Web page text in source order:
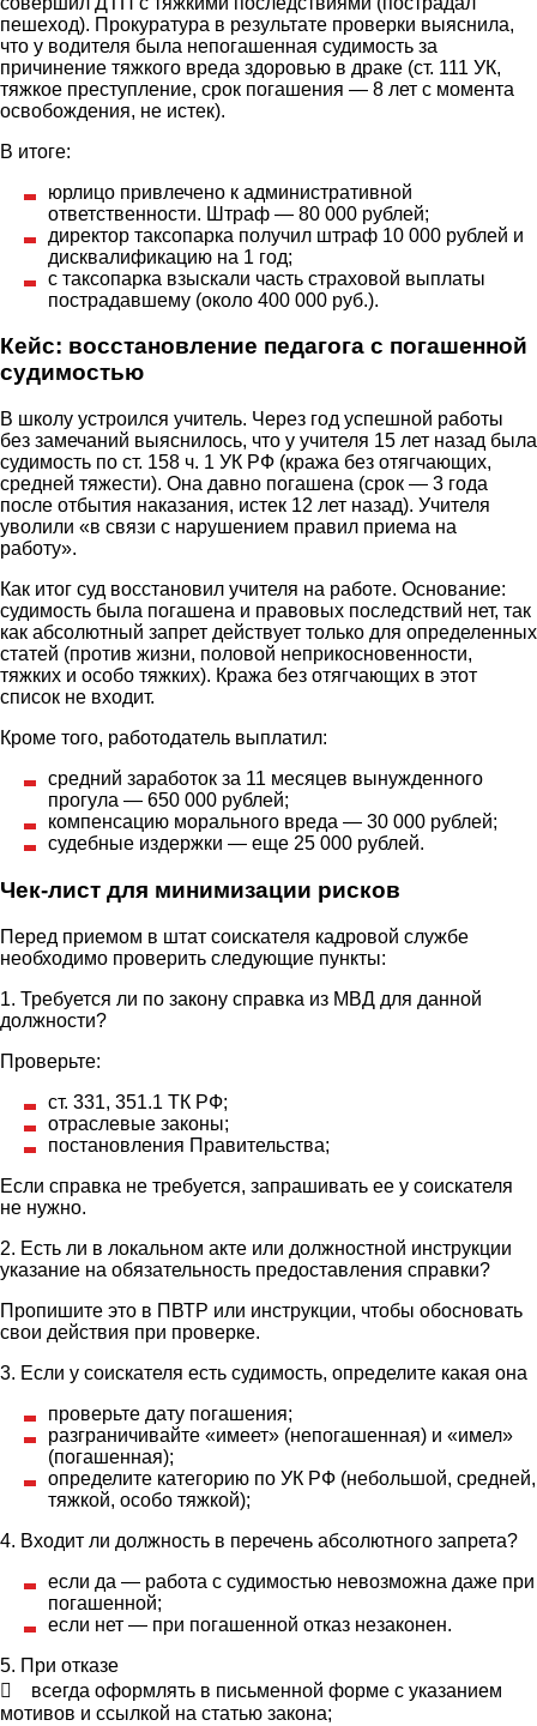
пешеход). Прокуратура в результате проверки выяснила,
что у водителя была непогашенная судимость за
причинение тяжкого вреда здоровью в драке (ст. 111 УК,
тяжкое преступление, срок погашения — 8 лет с момента
освобождения, не истек).
В итоге:
юрлицо привлечено к административной
ответственности. Штраф — 80 000 рублей;
директор таксопарка получил штраф 10 000 рублей и
дисквалификацию на 1 год;
с таксопарка взыскали часть страховой выплаты
пострадавшему (около 400 000 руб.).
Кейс: восстановление педагога с погашенной
судимостью
В школу устроился учитель. Через год успешной работы
без замечаний выяснилось, что у учителя 15 лет назад была
судимость по ст. 158 ч. 1 УК РФ (кража без отягчающих,
средней тяжести). Она давно погашена (срок — 3 года
после отбытия наказания, истек 12 лет назад). Учителя
уволили «в связи с нарушением правил приема на
работу».
Как итог суд восстановил учителя на работе. Основание:
судимость была погашена и правовых последствий нет, так
как абсолютный запрет действует только для определенных
статей (против жизни, половой неприкосновенности,
тяжких и особо тяжких). Кража без отягчающих в этот
список не входит.
Кроме того, работодатель выплатил:
средний заработок за 11 месяцев вынужденного
прогула — 650 000 рублей;
компенсацию морального вреда — 30 000 рублей;
судебные издержки — еще 25 000 рублей.
Чек-лист для минимизации рисков
Перед приемом в штат соискателя кадровой службе
необходимо проверить следующие пункты:
1. Требуется ли по закону справка из МВД для данной
должности?
Проверьте:
ст. 331, 351.1 ТК РФ;
отраслевые законы;
постановления Правительства;
Если справка не требуется, запрашивать ее у соискателя
не нужно.
2. Есть ли в локальном акте или должностной инструкции
указание на обязательность предоставления справки?
Пропишите это в ПВТР или инструкции, чтобы обосновать
свои действия при проверке.
3. Если у соискателя есть судимость, определите какая она
проверьте дату погашения;
разграничивайте «имеет» (непогашенная) и «имел»
(погашенная);
определите категорию по УК РФ (небольшой, средней,
тяжкой, особо тяжкой);
4. Входит ли должность в перечень абсолютного запрета?
если да — работа с судимостью невозможна даже при
погашенной;
если нет — при погашенной отказ незаконен.
5. При отказе
 всегда оформлять в письменной форме с указанием
мотивов и ссылкой на статью закона;